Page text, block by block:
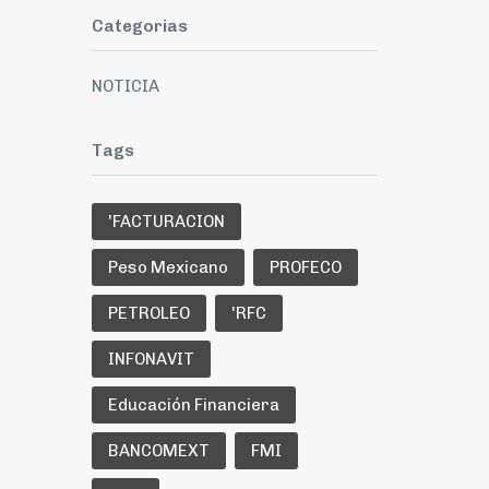
Categorias
NOTICIA
Tags
'FACTURACION
Peso Mexicano PROFECO
PETROLEO 'RFC
INFONAVIT
Educación Financiera
BANCOMEXT FMI